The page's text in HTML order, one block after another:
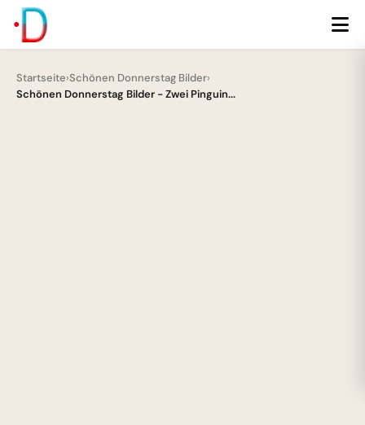
Startseite›Schönen Donnerstag Bilder›
Schönen Donnerstag Bilder - Zwei Pinguin...